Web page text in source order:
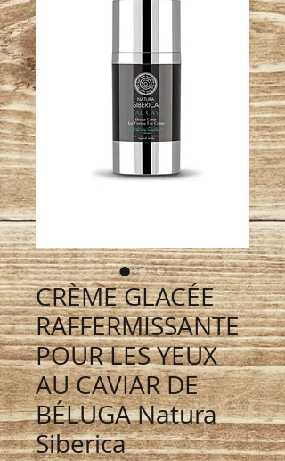
CRÈME GLACÉE
RAFFERMISSANTE
POUR LES YEUX
AU CAVIAR DE
BÉLUGA Natura
Siberica